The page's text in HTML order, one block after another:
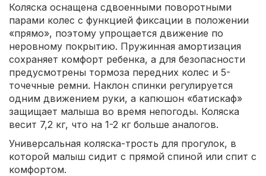
Коляска оснащена сдвоенными поворотными
парами колес с функцией фиксации в положении
«прямо», поэтому упрощается движение по
неровному покрытию. Пружинная амортизация
сохраняет комфорт ребенка, а для безопасности
предусмотрены тормоза передних колес и 5-
точечные ремни. Наклон спинки регулируется
одним движением руки, а капюшон «батискаф»
защищает малыша во время непогоды. Коляска
весит 7,2 кг, что на 1-2 кг больше аналогов.
Универсальная коляска-трость для прогулок, в
которой малыш сидит с прямой спиной или спит с
комфортом.